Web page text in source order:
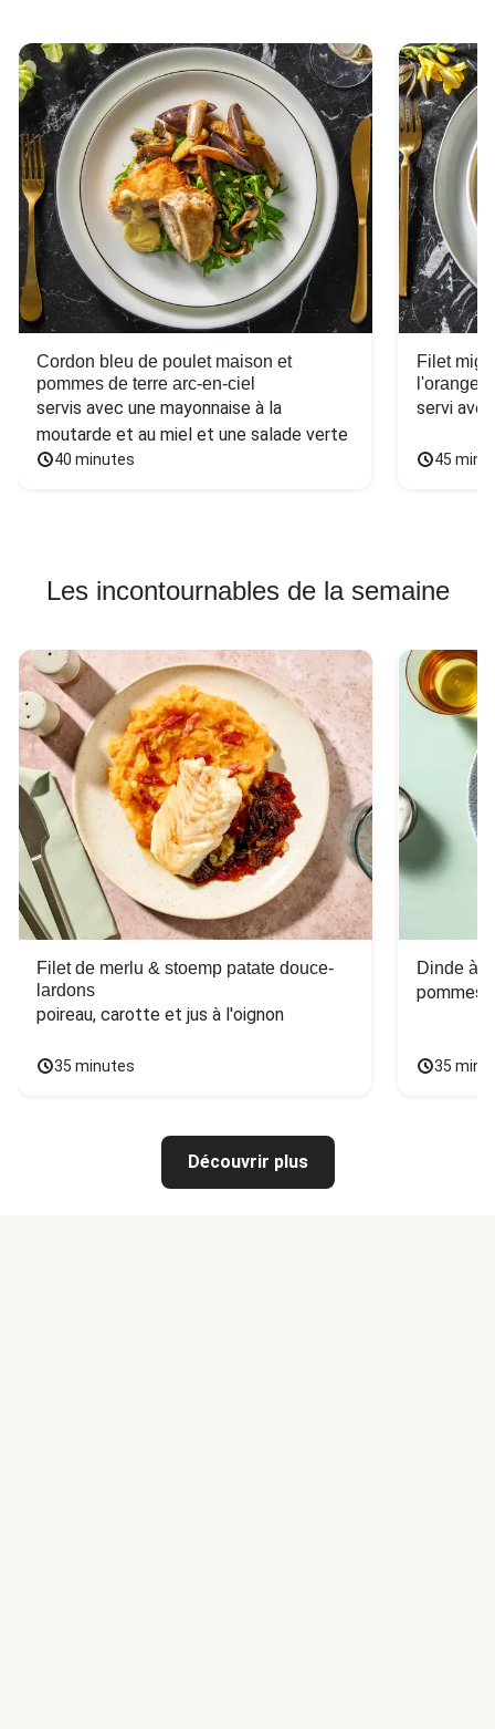
Cordon bleu de poulet maison et
pommes de terre arc-en-ciel
servis avec une mayonnaise à la
moutarde et au miel et une salade verte
40 minutes
Filet
l'orange
servi
45
Les incontournables de la semaine
Filet de merlu & stoemp patate douce-
lardons
poireau, carotte et jus à l'oignon
35 minutes
Dinde à
pommes
35
Découvrir plus